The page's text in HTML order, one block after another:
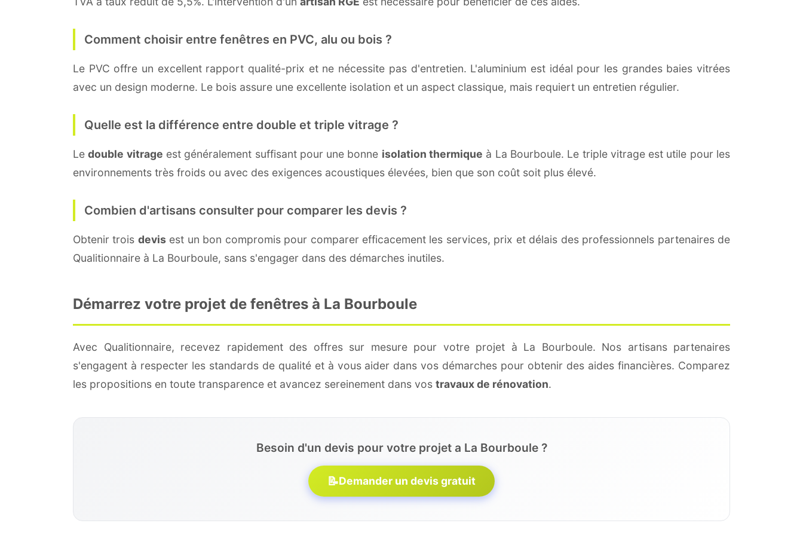
Comment choisir entre fenêtres en PVC, alu ou bois ?
Le PVC offre un excellent rapport qualité-prix et ne nécessite pas d'entretien. L'aluminium est idéal pour les grandes baies vitrées
avec un design moderne. Le bois assure une excellente isolation et un aspect classique, mais requiert un entretien régulier.
Quelle est la différence entre double et triple vitrage ?
Ledouble vitrage est généralement suffisant pour une bonne isolation thermique à La Bourboule. Le triple vitrage est utile pour les
environnements très froids ou avec des exigences acoustiques élevées, bien que son coût soit plus élevé.
Combien d'artisans consulter pour comparer les devis ?
Obtenir trois devisest un bon compromis pour comparer efficacement les services, prix et délais des professionnels partenaires de
Qualitionnaire à La Bourboule, sans s'engager dans des démarches inutiles.
Démarrez votre projet de fenêtres à La Bourboule
Avec Qualitionnaire, recevez rapidement des offres sur mesure pour votre projet à La Bourboule. Nos artisans partenaires
s'engagent à respecter les standards de qualité et à vous aider dans vos démarches pour obtenir des aides financières. Comparez
les propositions en toute transparence et avancez sereinement dans vos travaux de rénovation.
Besoin d'un devis pour votre projet a La Bourboule ?
📝Demander un devis gratuit